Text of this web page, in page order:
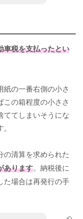
車税を支払ったとい
紙の一番右側の小さ
の箱程度の小ささ
ててしまいそうにな
の清算を求められた
あります。納税後に
た場合は再発行の手